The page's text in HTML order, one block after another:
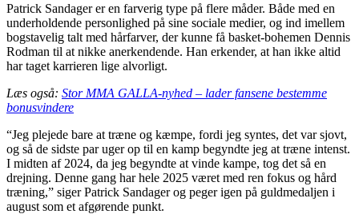
Patrick Sandager er en farverig type på flere måder. Både med en
underholdende personlighed på sine sociale medier, og ind imellem
bogstavelig talt med hårfarver, der kunne få basket-bohemen Dennis
Rodman til at nikke anerkendende. Han erkender, at han ikke altid
har taget karrieren lige alvorligt.
Læs også: Stor MMA GALLA-nyhed – lader fansene bestemme
bonusvindere
“Jeg plejede bare at træne og kæmpe, fordi jeg syntes, det var sjovt,
og så de sidste par uger op til en kamp begyndte jeg at træne intenst.
I midten af 2024, da jeg begyndte at vinde kampe, tog det så en
drejning. Denne gang har hele 2025 været med ren fokus og hård
træning,” siger Patrick Sandager og peger igen på guldmedaljen i
august som et afgørende punkt.